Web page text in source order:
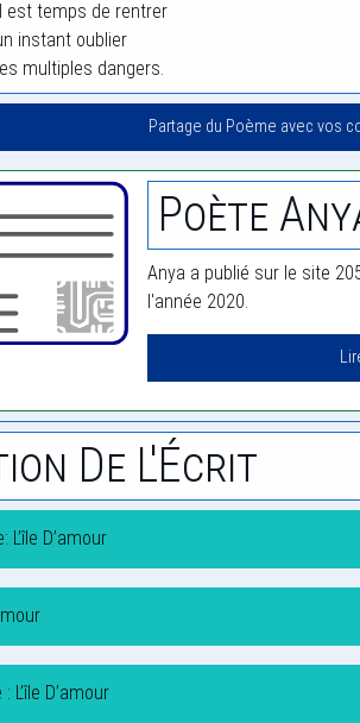
est temps de rentrer
instant oublier
multiples dangers.
Partage du Poème avec vos
Poète
Anya a publié sur le site
l'année 2020.
De L'Écrit
D’amour
L’île D’amour